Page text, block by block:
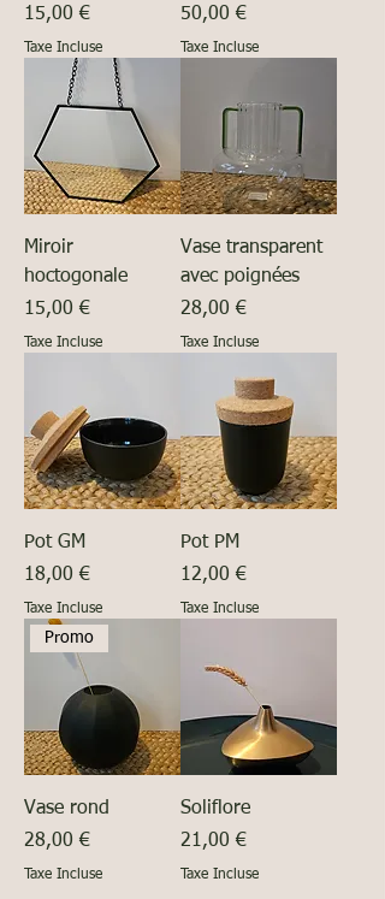
Prix
15,00 €
Taxe Incluse
Prix
50,00 €
Taxe Incluse
Miroir
hoctogonale
Prix
15,00 €
Taxe Incluse
Vase transparent
avec poignées
Prix
28,00 €
Taxe Incluse
Pot GM
Prix
18,00 €
Taxe Incluse
Pot PM
Prix
12,00 €
Taxe Incluse
Promo
Vase rond
Prix
28,00 €
Taxe Incluse
Soliflore
Prix
21,00 €
Taxe Incluse